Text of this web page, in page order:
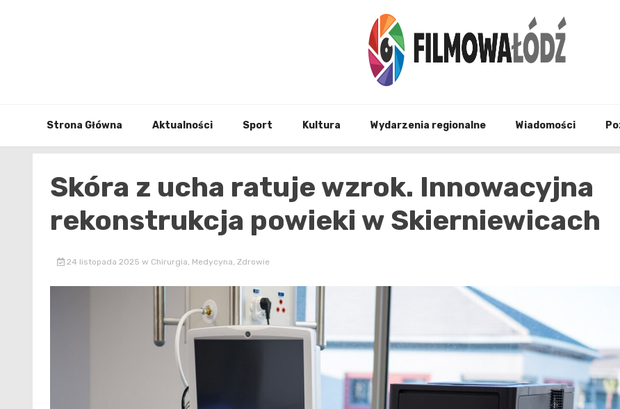
Strona Główna Aktualności Sport Kultura Wydarzenia regionalne Wiadomości
Skóra z ucha ratuje wzrok. Innowacyjna
rekonstrukcja powieki w Skierniewicach
24 listopada 2025 w Chirurgia, Medycyna, Zdrowie